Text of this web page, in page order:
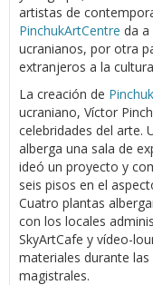
artistas de
PinchukArtCentre da a
ucranianos, por otra
extranjeros a la
La creación de
ucraniano, Víctor
celebridades del arte.
alberga una sala de
ideó un proyecto y
seis pisos en el
Cuatro plantas
con los locales
SkyArtCafe y vídeo-
materiales durante
magistrales.